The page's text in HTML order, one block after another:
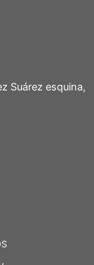
Suárez esquina,